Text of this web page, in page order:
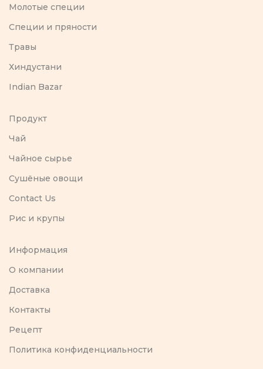
Молотые специи
Специи и пряности
Травы
Хиндустани
Indian Bazar
Продукт
Чай
Чайное сырье
Сушёные овощи
Contact Us
Рис и крупы
Информация
O компании
Доставка
Контакты
Рецепт
Политика конфиденциальности